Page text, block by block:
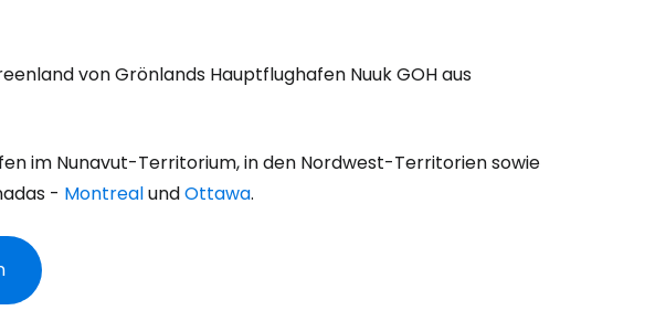
von Grönlands Hauptflughafen Nuuk GOH aus
im Nunavut-Territorium, in den Nordwest-Territorien sowie
- MontrealundOttawa.
bei Cestee
Community